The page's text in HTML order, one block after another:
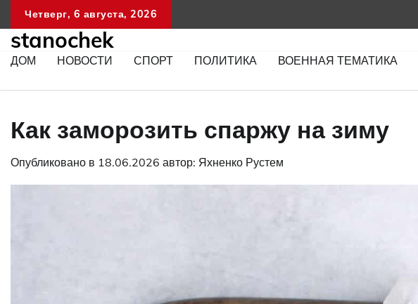
Перейти
содержимому
Четверг, 6 августа, 2026
stanochek
ДОМ НОВОСТИ СПОРТ ПОЛИТИКА ВОЕННАЯ ТЕМАТИКА
Как заморозить спаржу на зиму
Опубликовано в 18.06.2026 автор: Яхненко Рустем